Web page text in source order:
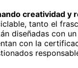
creatividad y
tanto el
diseñadas con
con la